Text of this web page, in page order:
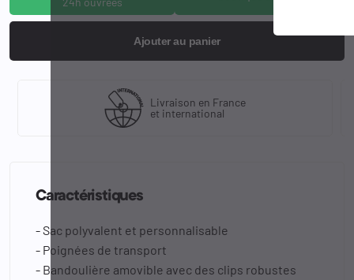
Ajouter au panier
Livraison en France
et international
Caractéristiques
- Sac polyvalent et personnalisable
- Poignées de transport
- Bandoulière amovible avec des clips robustes